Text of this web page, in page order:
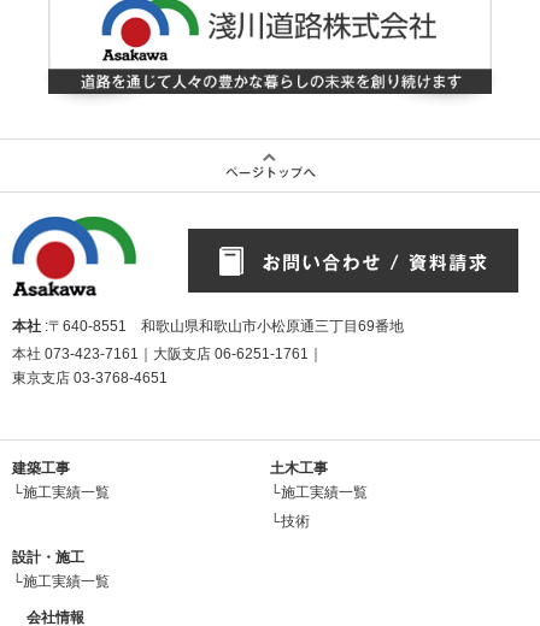
本社 :〒640-8551 和歌山県和歌山市小松原通三丁目69番地
本社 073-423-7161 ｜大阪支店 06-6251-1761
東京支店 03-3768-4651
建築工事
└施工実績一覧
土木工事
└施工実績一覧
└技術
設計・施工
└施工実績一覧
会社情報